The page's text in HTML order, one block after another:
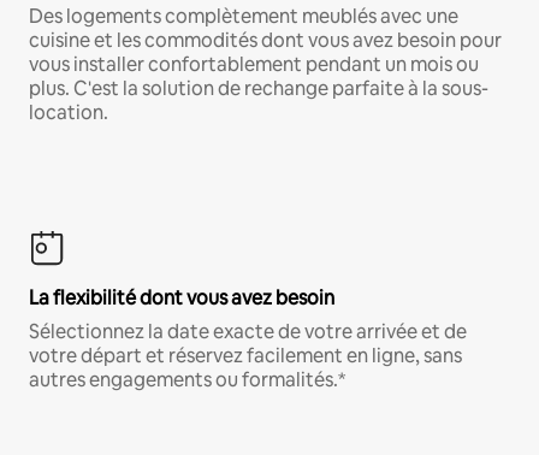
Des logements complètement meublés avec une
cuisine et les commodités dont vous avez besoin pour
vous installer confortablement pendant un mois ou
plus. C'est la solution de rechange parfaite à la sous-
location.
La flexibilité dont vous avez besoin
Sélectionnez la date exacte de votre arrivée et de
votre départ et réservez facilement en ligne, sans
autres engagements ou formalités.*